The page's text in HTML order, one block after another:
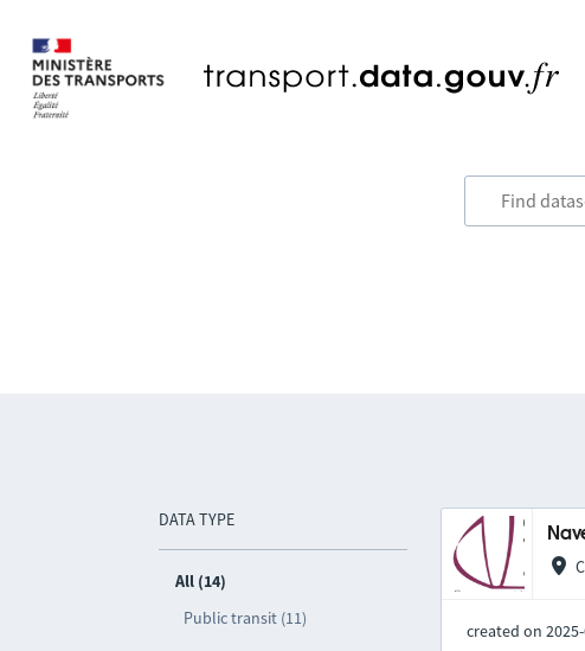
DATA TYPE
All (14)
Public transit (11)
created on